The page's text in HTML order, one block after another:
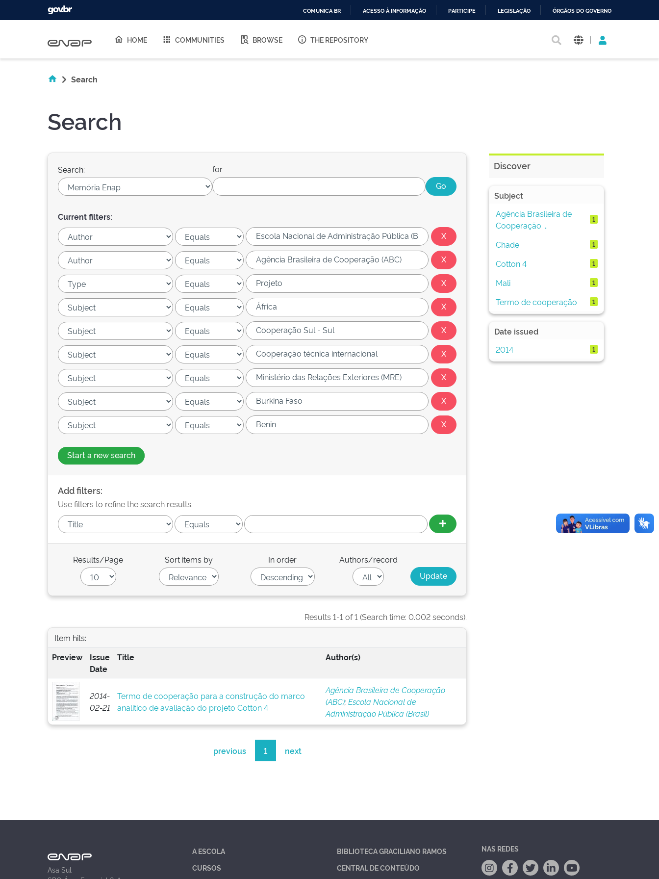
O
COMUNICA BR ACESSO À INFORMAÇÃO PARTICIPE LEGISLAÇÃO ÓRGÃOS DO GOVERNO
HOME COMMUNITIES BROWSE THE REPOSITORY |
Search
Search
Search: for
Current filters:
Start a new search
Add filters:
Use filters to refine the search results.
Results/Page Sort items by In order Authors/record
Results 1-1 of 1 (Search time: 0.002 seconds).
Item hits:
Preview
Issue
Date
Title Author(s)
2014-
02-21
Termo de cooperação para a construção do marco
analítico de avaliação do projeto Cotton 4
Agência Brasileira de Cooperação
(ABC);Escola Nacional de
Administração Pública (Brasil)
previous 1 next
Discover
Subject
Agência Brasileira de
Cooperação ...
1
Chade 1
Cotton 4 1
Mali 1
Termo de cooperação 1
Date issued
2014
1
Asa Sul
A ESCOLA
CURSOS
BIBLIOTECA GRACILIANO RAMOS
CENTRAL DE CONTEÚDO
NAS REDES